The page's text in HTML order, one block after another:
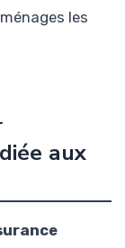
les
aux